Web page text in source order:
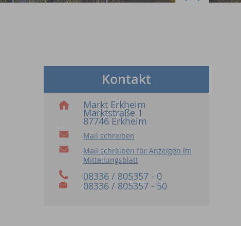
Kontakt
Markt Erkheim
Marktstraße 1
87746 Erkheim
Mail schreiben
Mail schreiben für Anzeigen im
Mitteilungsblatt
08336 / 805357 - 0
08336 / 805357 - 50